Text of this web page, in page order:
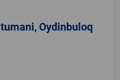
Oydinbuloq